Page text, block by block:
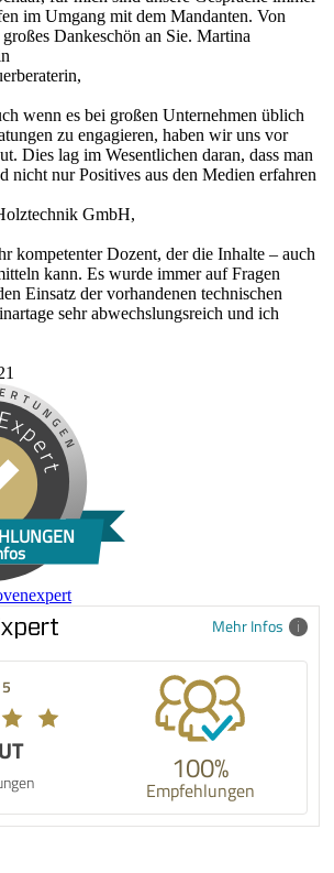
im Umgang mit dem Mandanten. Von
Dankeschön an Sie. Martina
wenn es bei großen Unternehmen üblich
zu engagieren, haben wir uns vor
Dies lag im Wesentlichen daran, dass man
nicht nur Positives aus den Medien erfahren
GmbH,
kompetenter Dozent, der die Inhalte – auch
kann. Es wurde immer auf Fragen
Einsatz der vorhandenen technischen
sehr abwechslungsreich und ich
Mehr Infos
100%
Empfehlungen